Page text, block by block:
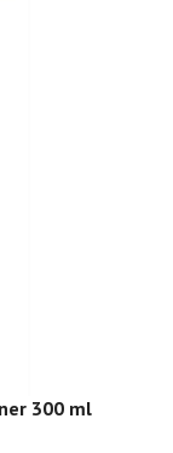
300 ml